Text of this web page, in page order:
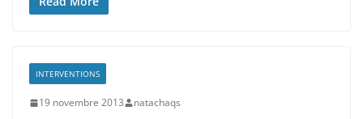
INTERVENTIONS
19 novembre 2013 natachaqs